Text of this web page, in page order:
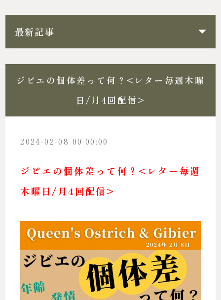
最新記事
ジビエの個体差って何？<レター毎週木曜
日/月4回配信>
2024-02-08 00:00:00
ジビエの個体差って何？<レター毎週
木曜日/月4回配信>